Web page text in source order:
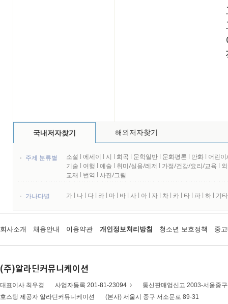
국내저자찾기 해외저자찾기
주제 분류별 소설 l 에세이 l 시 l 희곡 l 문학일반 l 문화평론 l 만화 l 어린
기술 l 여행 l 예술 l 취미/실용/레저 l 가정/건강/요리/교육 l
교재 l 번역 l 사진/그림
가나다별 가 l 나 l 다 l 라 l 마 l 바 l 사 l 아 l 자 l 차 l 카 l 타 l 파 l 하 l 기타
회사소개 채용안내 이용약관 개인정보처리방침 청소년 보호정책 중
(주)알라딘커뮤니케이션
대표이사 최우경 사업자등록 201-81-23094
통신판매업신고 2003-서울중
호스팅 제공자 알라딘커뮤니케이션
(본사) 서울시 중구 서소문로 89-31